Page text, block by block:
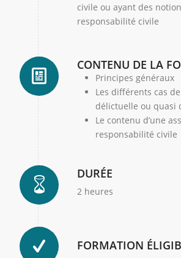
civile ou ayant des
responsabilité civile
CONTENU DE LA
Principes généraux
Les différents cas
délictuelle ou quasi
Le contenu d’une
responsabilité civile
DURÉE
2 heures
FORMATION